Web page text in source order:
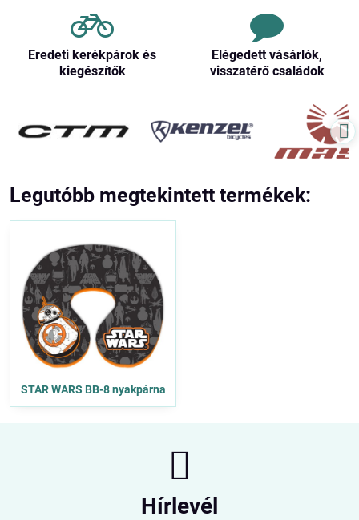
Eredeti kerékpárok és
kiegészítők
Elégedett vásárlók,
visszatérő családok
Legutóbb megtekintett termékek:
STAR WARS BB-8 nyakpárna
Hírlevél